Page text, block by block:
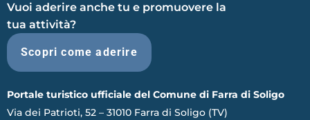
Vuoi aderire anche tu e promuovere la
tua attività?
Scopri come aderire
Portale turistico ufficiale del Comune di Farra di Soligo
Via dei Patrioti, 52 – 31010 Farra di Soligo (TV)